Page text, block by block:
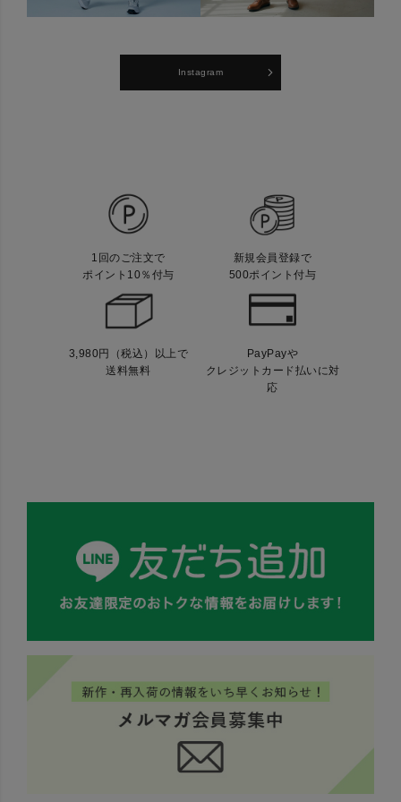
Instagram
1回のご注文で
ポイント10％付与
新規会員登録で
500ポイント付与
3,980円（税込）以上で
送料無料
PayPayや
クレジットカード払いに対
応